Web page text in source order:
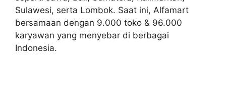
Sulawesi, serta Lombok. Saat ini, Alfamart
bersamaan dengan 9.000 toko & 96.000
karyawan yang menyebar di berbagai
Indonesia.